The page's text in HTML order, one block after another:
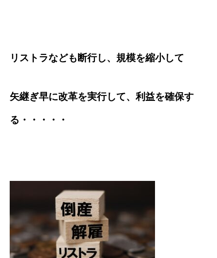
リストラなども断行し、規模を縮小して
矢継ぎ早に改革を実行して、利益を確保す
る・・・・・